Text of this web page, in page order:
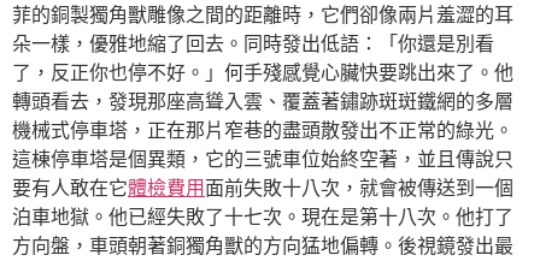
菲的銅製獨角獸雕像之間的距離時，它們卻像兩片羞澀的耳
朵一樣，優雅地縮了回去。同時發出低語：「你還是別看
了，反正你也停不好。」何手殘感覺心臟快要跳出來了。他
轉頭看去，發現那座高聳入雲、覆蓋著鏽跡斑斑鐵網的多層
機械式停車塔，正在那片窄巷的盡頭散發出不正常的綠光。
這棟停車塔是個異類，它的三號車位始終空著，並且傳說只
要有人敢在它體檢費用 面前失敗十八次，就會被傳送到一個
泊車地獄。他已經失敗了十七次。現在是第十八次。他打了
方向盤，車頭朝著銅獨角獸的方向猛地偏轉。後視鏡發出最